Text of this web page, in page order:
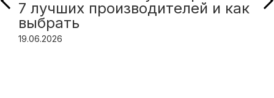
7 лучших производителей и как
выбрать
19.06.2026